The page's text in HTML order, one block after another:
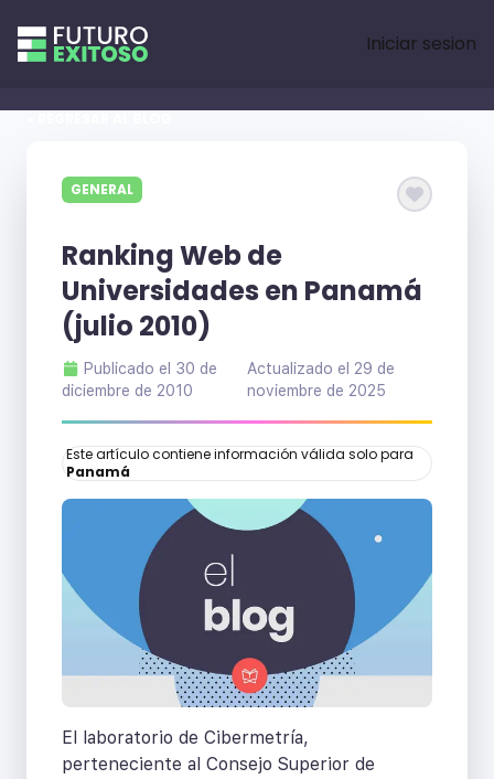
Iniciar sesion
GENERAL
Ranking Web de
Universidades en Panamá
(julio 2010)
Publicado el 30 de
diciembre de 2010
Actualizado el 29 de
noviembre de 2025
Este artículo contiene información válida solo para
Panamá
El laboratorio de Cibermetría,
perteneciente al Consejo Superior de